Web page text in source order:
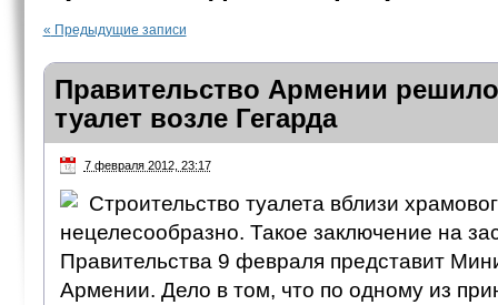
« Предыдущие записи
Правительство Армении
туалет возле Гегарда
7 февраля 2012, 23:17
Строительство туалета вблизи
нецелесообразно. Такое заключение на
Правительства 9 февраля представит
Армении. Дело в том, что по одному из